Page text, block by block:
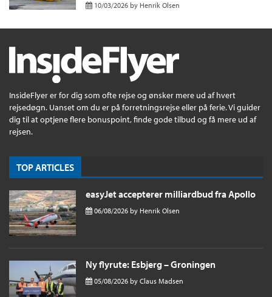
10/03/2026 by Henrik Olsen
InsideFlyer er for dig som ofte rejse og ønsker mere ud af hvert
rejsedøgn. Uanset om du er på forretningsrejse eller på ferie. Vi guider
dig til at optjene flere bonuspoint, finde gode tilbud og få mere ud af
rejsen.
TOP ARTICLES
easyJet accepterer milliardbud fra Apollo
06/08/2026 by Henrik Olsen
Ny flyrute: Esbjerg – Groningen
05/08/2026 by Claus Madsen